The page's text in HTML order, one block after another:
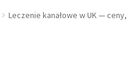
Leczenie kanałowe w UK —